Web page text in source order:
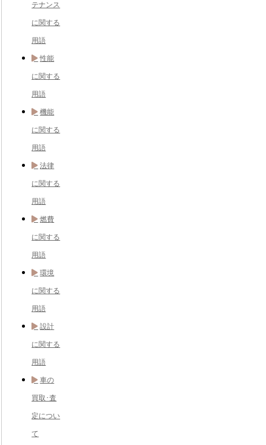
テナンス
に関する
用語
性能
に関する
用語
機能
に関する
用語
法律
に関する
用語
燃費
に関する
用語
環境
に関する
用語
設計
に関する
用語
車の
買取･査
定につい
て